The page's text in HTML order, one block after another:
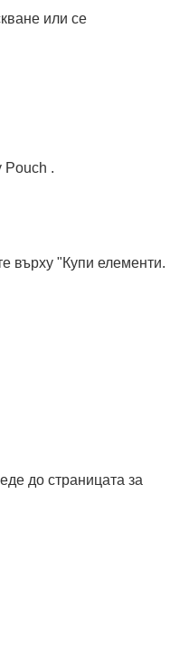
или се
Pouch .
върху "Купи елементи.
до страницата за